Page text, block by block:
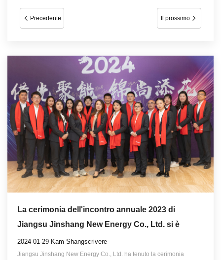
Precedente Il prossimo
La cerimonia dell'incontro annuale 2023 di
Jiangsu Jinshang New Energy Co., Ltd. si è
conclusa perfettamente!
2024-01-29 Kam Shangscrivere
Jiangsu Jinshang New Energy Co., Ltd. ha tenuto la cerimonia